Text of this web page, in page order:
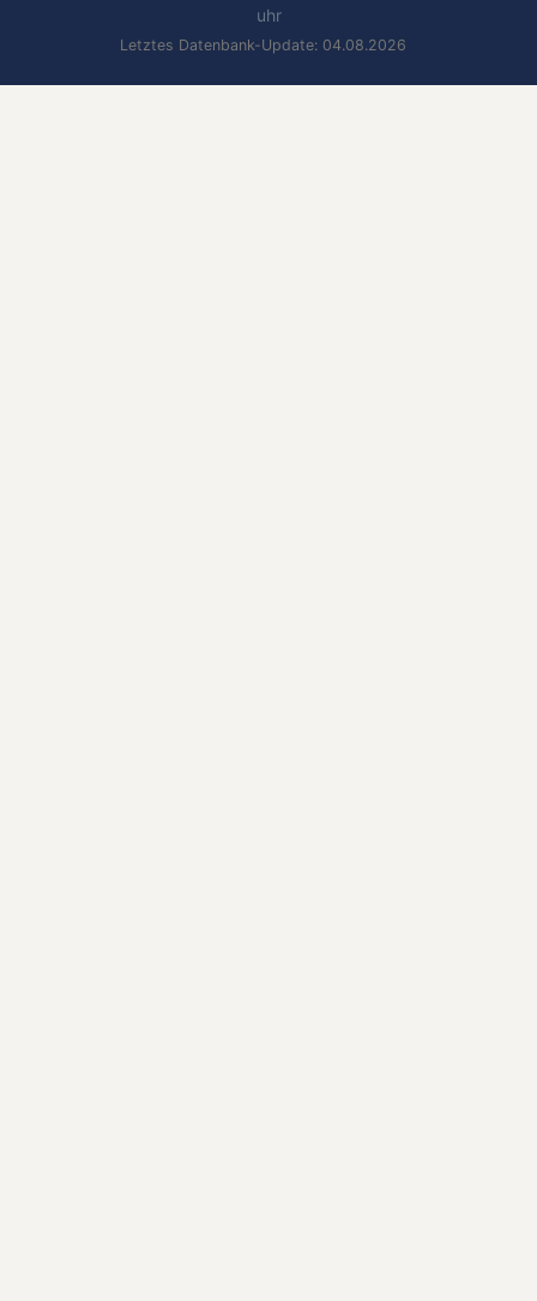
uhr
Letztes Datenbank-Update: 04.08.2026